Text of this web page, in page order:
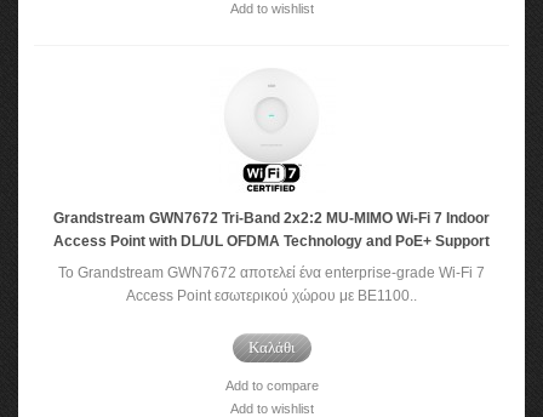
Add to wishlist
Grandstream GWN7672 Tri-Band 2x2:2 MU-MIMO Wi-Fi 7 Indoor
Access Point with DL/UL OFDMA Technology and PoE+ Support
Το Grandstream GWN7672 αποτελεί ένα enterprise-grade Wi-Fi 7
Access Point εσωτερικού χώρου με BE1100..
Καλάθι
Add to compare
Add to wishlist